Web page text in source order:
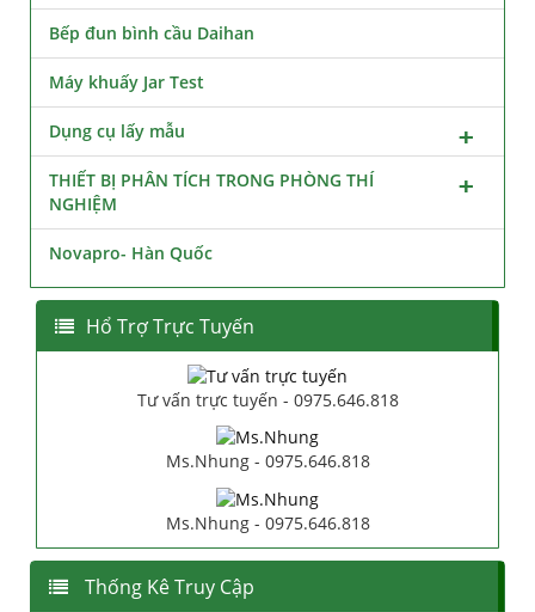
Bếp đun bình cầu Daihan
Máy khuấy Jar Test
Dụng cụ lấy mẫu
THIẾT BỊ PHÂN TÍCH TRONG PHÒNG THÍ
NGHIỆM
Novapro- Hàn Quốc
Hổ Trợ Trực Tuyến
Tư vấn trực tuyến - 0975.646.818
Ms.Nhung - 0975.646.818
Ms.Nhung - 0975.646.818
Thống Kê Truy Cập